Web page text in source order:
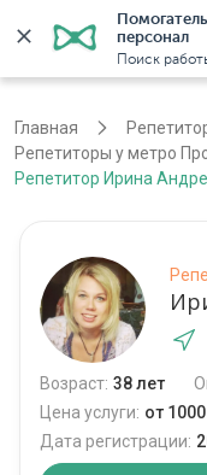
персонал
Поиск
Главная
Репетиторы у метро
Репетитор Ирина
Возраст: 38 лет
Цена услуги: от
Дата регистрации: